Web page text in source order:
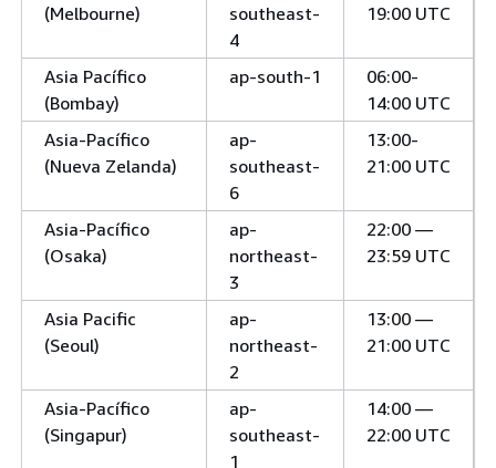
(Melbourne)
southeast-
4
19:00 UTC
Asia Pacífico
(Bombay)
ap-south-1
06:00-
14:00 UTC
Asia-Pacífico
(Nueva Zelanda)
ap-
southeast-
6
13:00-
21:00 UTC
Asia-Pacífico
(Osaka)
ap-
northeast-
3
22:00 —
23:59 UTC
Asia Pacific
(Seoul)
ap-
northeast-
2
13:00 —
21:00 UTC
Asia-Pacífico
(Singapur)
ap-
southeast-
1
14:00 —
22:00 UTC